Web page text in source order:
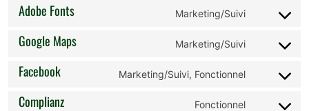
Adobe Fonts Marketing/Suivi
Google Maps Marketing/Suivi
Facebook Marketing/Suivi, Fonctionnel
Complianz Fonctionnel